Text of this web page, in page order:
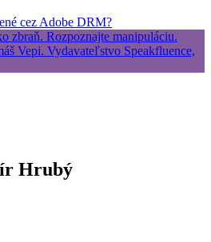
cez Adobe DRM?
Hrubý